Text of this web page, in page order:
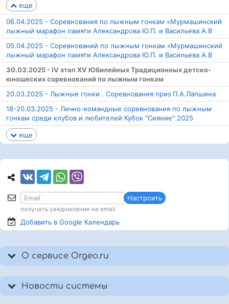
еще
06.04.2025 - Соревнования по лыжным гонкам «Мурмашинский
лыжный марафон памяти Александрова Ю.П. и Васильева А.В
05.04.2025 - Соревнований по лыжным гонкам «Мурмашинский
лыжный марафон памяти Александрова Ю.П. и Васильева А.В
30.03.2025 - IV этап XV Юбилейных Традиционных детско-
юношеских соревнований по лыжным гонкам
20.03.2025 - Лыжные гонки . Соревнования приз П.А.Лапшина
18-20.03.2025 - Лично-командные соревнования по лыжным
гонкам среди клубов и любителей Кубок "Сияние" 2025
еще
Настроить
получать уведомления на email
Добавить в Google Календарь
О сервисе Orgeo.ru
Новости системы